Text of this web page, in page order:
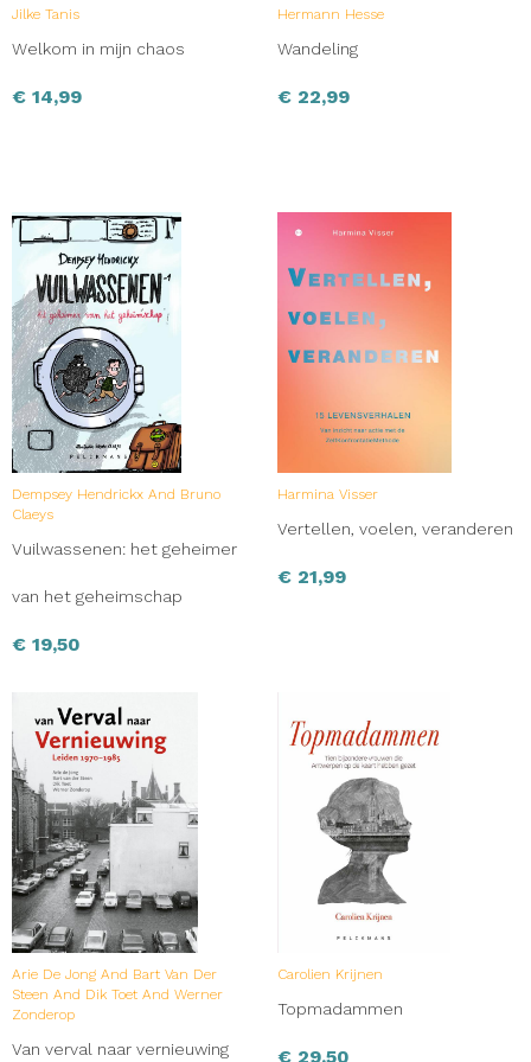
gecreëerd.’ Sabrina, boekhandel Veenendaal, Amersfoort
Jilke Tanis
Welkom in mijn chaos
€ 14,99
Hermann Hesse
Wandeling
€ 22,99
Dempsey Hendrickx And Bruno
Claeys
Vuilwassenen: het geheimer
van het geheimschap
€ 19,50
Harmina Visser
Vertellen, voelen, veranderen
€ 21,99
Arie De Jong And Bart Van Der
Steen And Dik Toet And Werner
Zonderop
Van verval naar vernieuwing
Carolien Krijnen
Topmadammen
€ 29,50